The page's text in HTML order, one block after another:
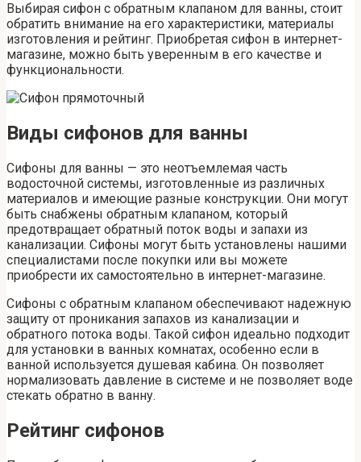
Выбирая сифон с обратным клапаном для ванны, стоит
обратить внимание на его характеристики, материалы
изготовления и рейтинг. Приобретая сифон в интернет-
магазине, можно быть уверенным в его качестве и
функциональности.
Виды сифонов для ванны
Сифоны для ванны — это неотъемлемая часть
водосточной системы, изготовленные из различных
материалов и имеющие разные конструкции. Они могут
быть снабжены обратным клапаном, который
предотвращает обратный поток воды и запахи из
канализации. Сифоны могут быть установлены нашими
специалистами после покупки или вы можете
приобрести их самостоятельно в интернет-магазине.
Сифоны с обратным клапаном обеспечивают надежную
защиту от проникания запахов из канализации и
обратного потока воды. Такой сифон идеально подходит
для установки в ванных комнатах, особенно если в
ванной используется душевая кабина. Он позволяет
нормализовать давление в системе и не позволяет воде
стекать обратно в ванну.
Рейтинг сифонов